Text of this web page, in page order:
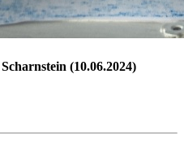
(10.06.2024)